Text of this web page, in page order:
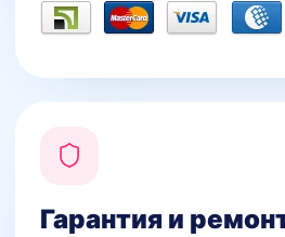
Гарантия и